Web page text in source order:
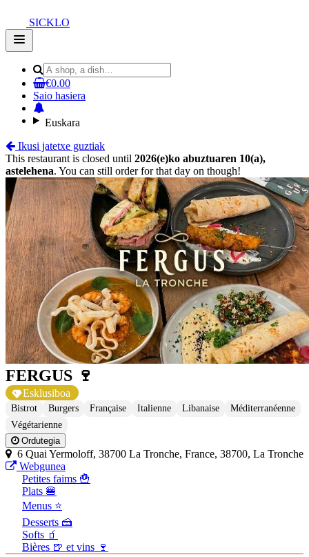
SICKLO
Open
main
€0.00
Saio hasiera
Euskara
Ikusi jatetxe guztiak
This restaurant is closed until 2026(e)ko abuztuaren 10(a),
astelehena. You can still order for that day on though!
FERGUS 🍷
Esklusiboa
Bistrot Burgers Française Italienne Libanaise
Méditerranéenne
Végétarienne
Ordutegia
6 Quai Yermoloff, 38700 La Tronche, France, 38700, La Tronche
Webgunea
Petites faims 🍟
Plats 🍔
Menus ⭐
Desserts 🍰
Softs 🧃
Bières 🍺 et vins 🍷